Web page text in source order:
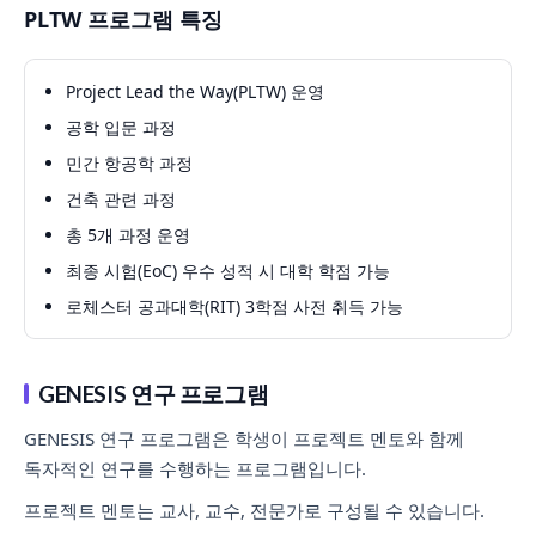
PLTW 프로그램 특징
Project Lead the Way(PLTW) 운영
공학 입문 과정
민간 항공학 과정
건축 관련 과정
총 5개 과정 운영
최종 시험(EoC) 우수 성적 시 대학 학점 가능
로체스터 공과대학(RIT) 3학점 사전 취득 가능
GENESIS 연구 프로그램
GENESIS 연구 프로그램은 학생이 프로젝트 멘토와 함께
독자적인 연구를 수행하는 프로그램입니다.
프로젝트 멘토는 교사, 교수, 전문가로 구성될 수 있습니다.